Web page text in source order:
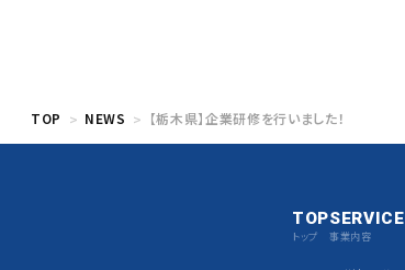
TOP NEWS 【栃木県】企業研修を行いました！
TOP
トップ
SERVICE
事業内容